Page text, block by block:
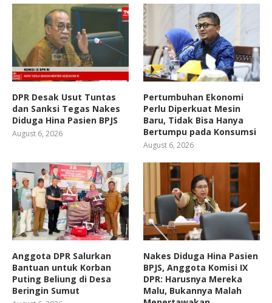
DPR Desak Usut Tuntas
dan Sanksi Tegas Nakes
Diduga Hina Pasien BPJS
August 6, 2026
Pertumbuhan Ekonomi
Perlu Diperkuat Mesin
Baru, Tidak Bisa Hanya
Bertumpu pada Konsumsi
August 6, 2026
Anggota DPR Salurkan
Bantuan untuk Korban
Puting Beliung di Desa
Beringin Sumut
Nakes Diduga Hina Pasien
BPJS, Anggota Komisi IX
DPR: Harusnya Mereka
Malu, Bukannya Malah